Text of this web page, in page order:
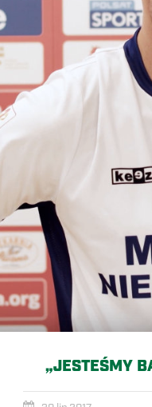
„JESTEŚMY